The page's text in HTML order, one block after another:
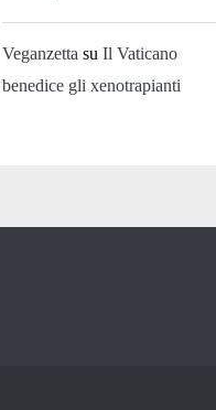
Veganzetta suIl Vaticano
benedice gli xenotrapianti